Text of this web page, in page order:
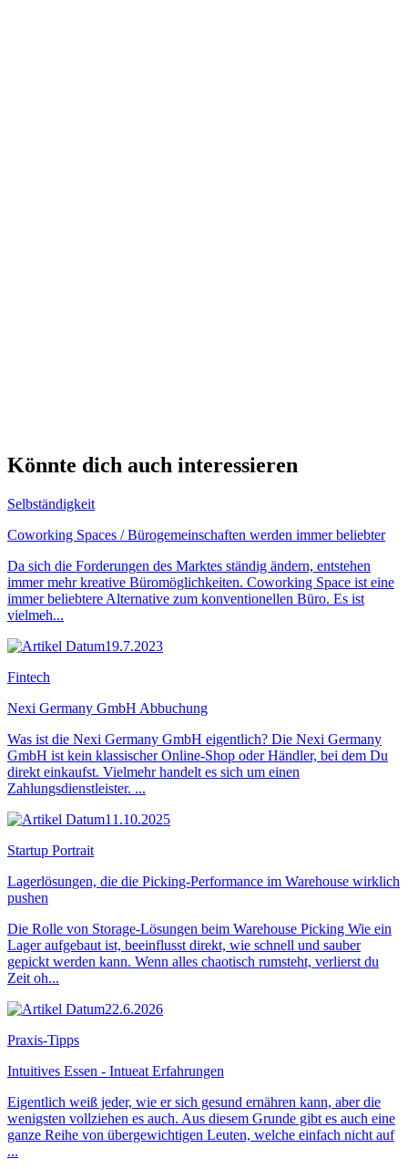
Könnte dich auch interessieren
Selbständigkeit
Coworking Spaces / Bürogemeinschaften werden immer beliebter
Da sich die Forderungen des Marktes ständig ändern, entstehen
immer mehr kreative Büromöglichkeiten. Coworking Space ist eine
immer beliebtere Alternative zum konventionellen Büro. Es ist
vielmeh...
19.7.2023
Fintech
Nexi Germany GmbH Abbuchung
Was ist die Nexi Germany GmbH eigentlich? Die Nexi Germany
GmbH ist kein klassischer Online-Shop oder Händler, bei dem Du
direkt einkaufst. Vielmehr handelt es sich um einen
Zahlungsdienstleister. ...
11.10.2025
Startup Portrait
Lagerlösungen, die die Picking-Performance im Warehouse wirklich
pushen
Die Rolle von Storage-Lösungen beim Warehouse Picking Wie ein
Lager aufgebaut ist, beeinflusst direkt, wie schnell und sauber
gepickt werden kann. Wenn alles chaotisch rumsteht, verlierst du
Zeit oh...
22.6.2026
Praxis-Tipps
Intuitives Essen - Intueat Erfahrungen
Eigentlich weiß jeder, wie er sich gesund ernähren kann, aber die
wenigsten vollziehen es auch. Aus diesem Grunde gibt es auch eine
ganze Reihe von übergewichtigen Leuten, welche einfach nicht auf
...